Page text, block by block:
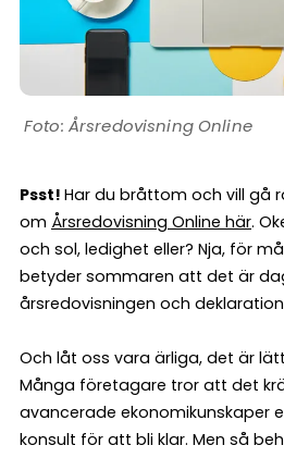
Årsredovisning Online
Psst! Har du bråttom och vill gå
om Årsredovisning Online här.
och sol, ledighet eller? Nja, för
betyder sommaren att det är
årsredovisningen och
Och låt oss vara ärliga, det är
Många företagare tror att det
avancerade ekonomikunskaper
konsult för att bli klar. Men så